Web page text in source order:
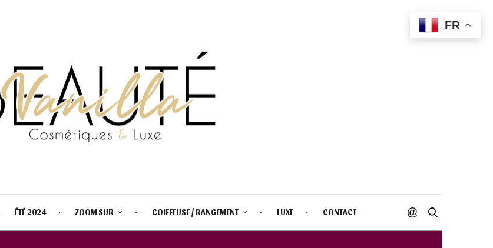
ÉTÉ 2024 ZOOM SUR COIFFEUSE / RANGEMENT LUXE CONTACT
FR